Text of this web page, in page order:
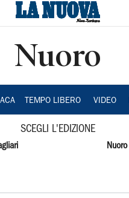
Nuoro
TEMPO LIBERO VIDEO
SCEGLI L'EDIZIONE
Nuoro